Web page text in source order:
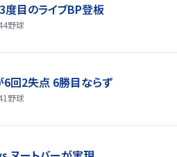
度目のライブBP登板
野球
回2失点 6勝目ならず
野球